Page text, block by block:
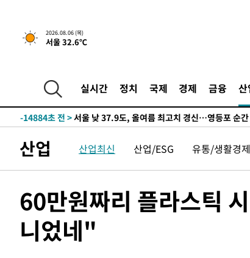
2026.08.06 (목)
서울 32.6℃
실시간 정치 국제 경제 금융 산
-16200초 전 >[속보]합참 "북, 동해상으로 미상 발사체 발사"
-15596초 전 >'낮 최고 39도' 불볕더위…한밤 열대야도 계속[내일
-15217초 전 >
"韓 외환시장 개입 관측 배경엔 美의 대한국 무역
-15044초 전 >
-14884초 전 >서울 낮 37.9도, 올여름 최고치 경신…영등포 순
-10541초 전 >
[속보]코스닥, 800p 회복…0.26% 오른 801.67 마
-10471초 전 >[속보]코스피, 301.88포인트(4.58%) 내린
-7935초 전 >"여기 떨어졌다"…다누리, 스페이스X 로켓 달 충돌
-4980초 전 > 손흥민, 5경기 연속골 실패…LAFC는 승부차기 끝 과
40분 전 >내일까지 39도 '펄펄'…기상청 "태풍 지나며 폭염 잠시
산업 산업최신 산업/ESG 유통/생활경제
60만원짜리 플라스틱
니었네"